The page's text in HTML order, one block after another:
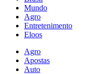
Mundo
Agro
Entretenimento
Eloos
Agro
Apostas
Auto